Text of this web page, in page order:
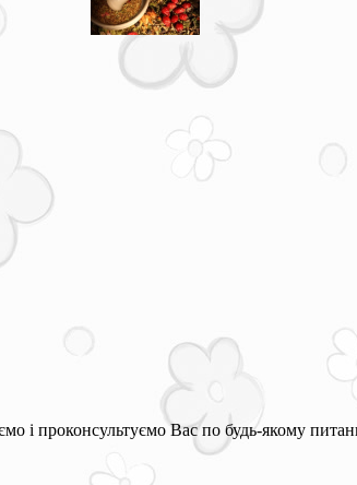
і проконсультуємо Вас по будь-якому